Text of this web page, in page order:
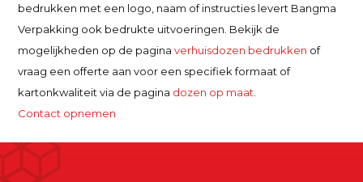
bedrukken met een logo, naam of instructies levert Bangma
Verpakking ook bedrukte uitvoeringen. Bekijk de
mogelijkheden op de paginaverhuisdozen bedrukken of
vraag een offerte aan voor een specifiek formaat of
kartonkwaliteit via de pagina dozen op maat.
Contact opnemen